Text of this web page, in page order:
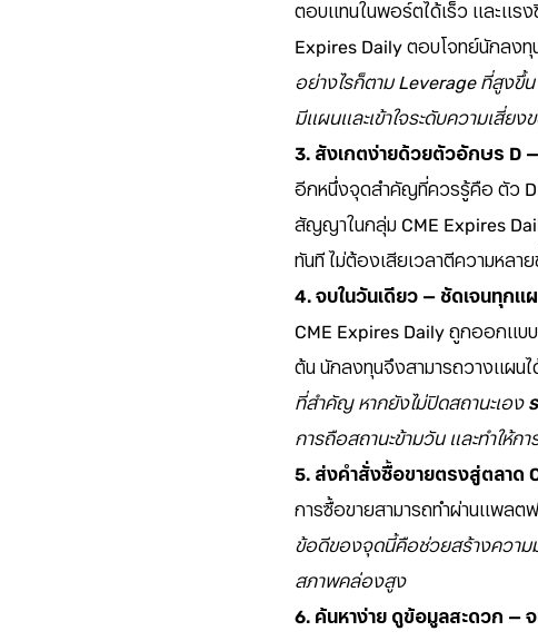
ตอบแทนในพอร์ตได้เร็ว และแร
Expires Daily ตอบโจทย์นักลงทุ
อย่างไรก็ตาม Leverage ที่สูงขึ้น
มีแผนและเข้าใจระดับความเสี่ยง
3. สังเกตง่ายด้วยตัวอักษร D
อีกหนึ่งจุดสำคัญที่ควรรู้คือ ตัว
สัญญาในกลุ่ม CME Expires
ทันที ไม่ต้องเสียเวลาตีความหลา
4. จบในวันเดียว — ชัดเจนทุกแ
CME Expires Daily ถูกออกแบ
ต้น นักลงทุนจึงสามารถวางแผนไ
ที่สำคัญ หากยังไม่ปิดสถานะเอง
การถือสถานะข้ามวัน และทำให้ก
5. ส่งคำสั่งซื้อขายตรงสู่ตลาด
การซื้อขายสามารถทำผ่านแพลต
ข้อดีของจุดนี้คือช่วยสร้างความ
สภาพคล่องสูง
6. ค้นหาง่าย ดูข้อมูลสะดวก — จ